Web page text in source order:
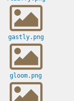
gastly.png
gloom.png